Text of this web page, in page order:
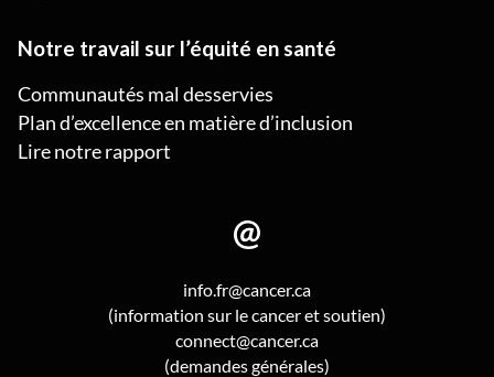
Notre travail sur l’équité en santé
Communautés mal desservies
Plan d’excellence en matière d’inclusion
Lire notre rapport
info.fr@cancer.ca
(information sur le cancer et soutien)
connect@cancer.ca
(demandes générales)